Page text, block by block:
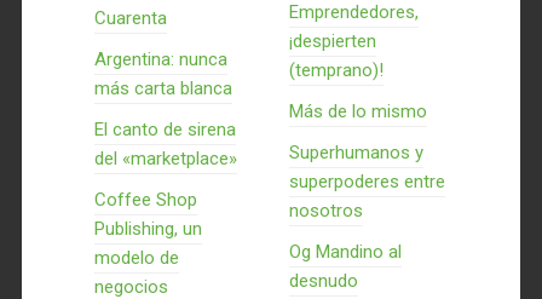
Cuarenta
Argentina: nunca
más carta blanca
El canto de sirena
del «marketplace»
Coffee Shop
Publishing, un
modelo de
negocios
Emprendedores,
¡despierten
(temprano)!
Más de lo mismo
Superhumanos y
superpoderes entre
nosotros
Og Mandino al
desnudo